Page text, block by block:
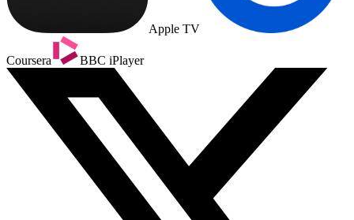
Apple TV
Coursera BBC iPlayer